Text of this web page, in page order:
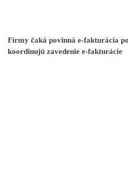
Firmy čaká povinná e-fakturácia
koordinujú zavedenie e-fakturácie